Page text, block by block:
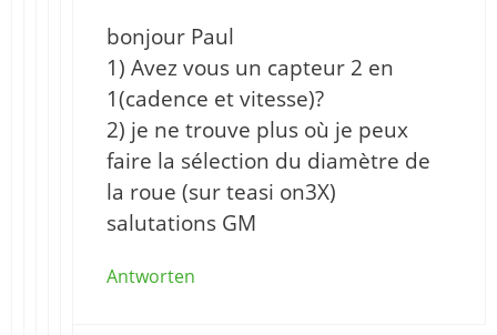
bonjour Paul
1) Avez vous un capteur 2 en
1(cadence et vitesse)?
2) je ne trouve plus où je peux
faire la sélection du diamètre de
la roue (sur teasi on3X)
salutations GM
Antworten